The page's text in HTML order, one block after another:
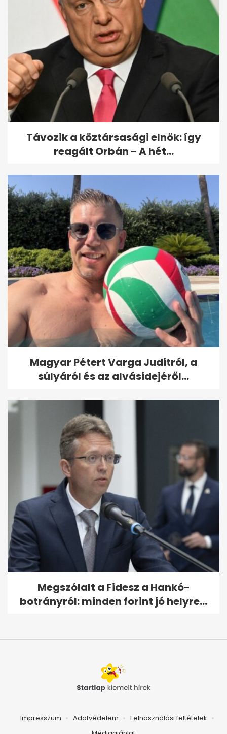
Távozik a köztársasági elnök: így
reagált Orbán - A hét...
Magyar Pétert Varga Juditról, a
súlyáról és az alvásidejéről...
Megszólalt a Fidesz a Hankó-
botrányról: minden forint jó helyre...
Impresszum Adatvédelem
Felhasználási feltételek